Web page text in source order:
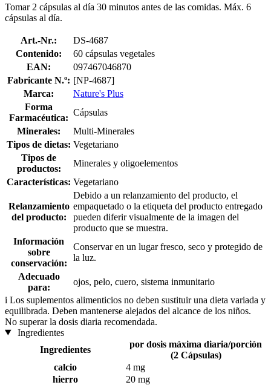
Tomar 2 cápsulas al día 30 minutos antes de las comidas. Máx. 6
cápsulas al día.
Art.-Nr.:
DS-4687
Contenido:
60 cápsulas vegetales
EAN:
097467046870
Fabricante N.º: [NP-4687]
Marca:
Nature's Plus
Forma
Farmacéutica:
Cápsulas
Minerales:
Multi-Minerales
Tipos de dietas: Vegetariano
Tipos de
productos:
Minerales y oligoelementos
Características: Vegetariano
Relanzamiento
del producto:
Debido a un relanzamiento del producto, el
empaquetado o la etiqueta del producto entregado
pueden diferir visualmente de la imagen del
producto que se muestra.
Información
sobre
conservación:
Conservar en un lugar fresco, seco y protegido de
la luz.
Adecuado
para:
ojos, pelo, cuero, sistema inmunitario
i Los suplementos alimenticios no deben sustituir una dieta variada y
equilibrada. Deben mantenerse alejados del alcance de los niños.
No superar la dosis diaria recomendada.
Ingredientes
Ingredientes
por dosis máxima diaria/porción
(2 Cápsulas)
calcio
4 mg
hierro
20 mg